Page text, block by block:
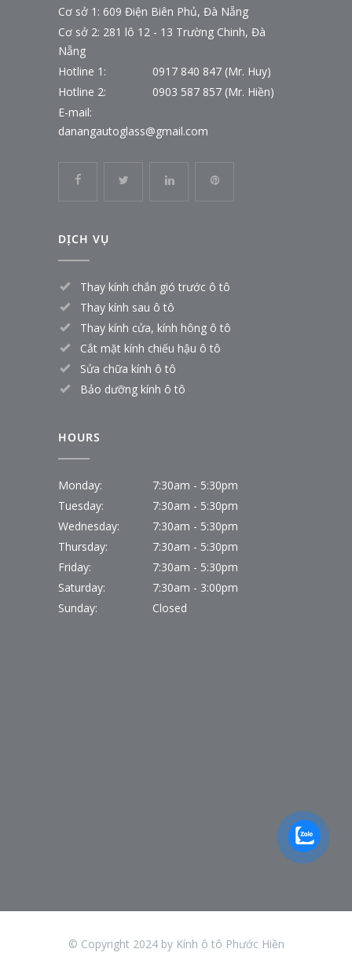
Cơ sở 1: 609 Điện Biên Phủ, Đà Nẵng
Cơ sở 2: 281 lô 12 - 13 Trường Chinh, Đà
Nẵng
Hotline 1:
0917 840 847 (Mr. Huy)
Hotline 2:
0903 587 857 (Mr. Hiền)
E-mail:
danangautoglass@gmail.com
DỊCH VỤ
Thay kính chắn gió trước ô tô
Thay kính sau ô tô
Thay kính cửa, kính hông ô tô
Cắt mặt kính chiếu hậu ô tô
Sửa chữa kính ô tô
Bảo dưỡng kính ô tô
HOURS
Monday:
7:30am - 5:30pm
Tuesday:
7:30am - 5:30pm
Wednesday:
7:30am - 5:30pm
Thursday:
7:30am - 5:30pm
Friday:
7:30am - 5:30pm
Saturday:
7:30am - 3:00pm
Sunday:
Closed
© Copyright 2024 by Kính ô tô Phước Hiền